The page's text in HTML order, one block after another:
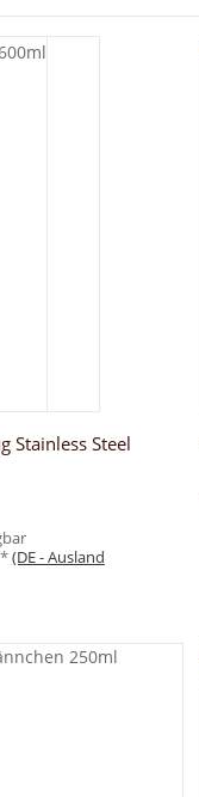
Stainless Steel
(DE - Ausland